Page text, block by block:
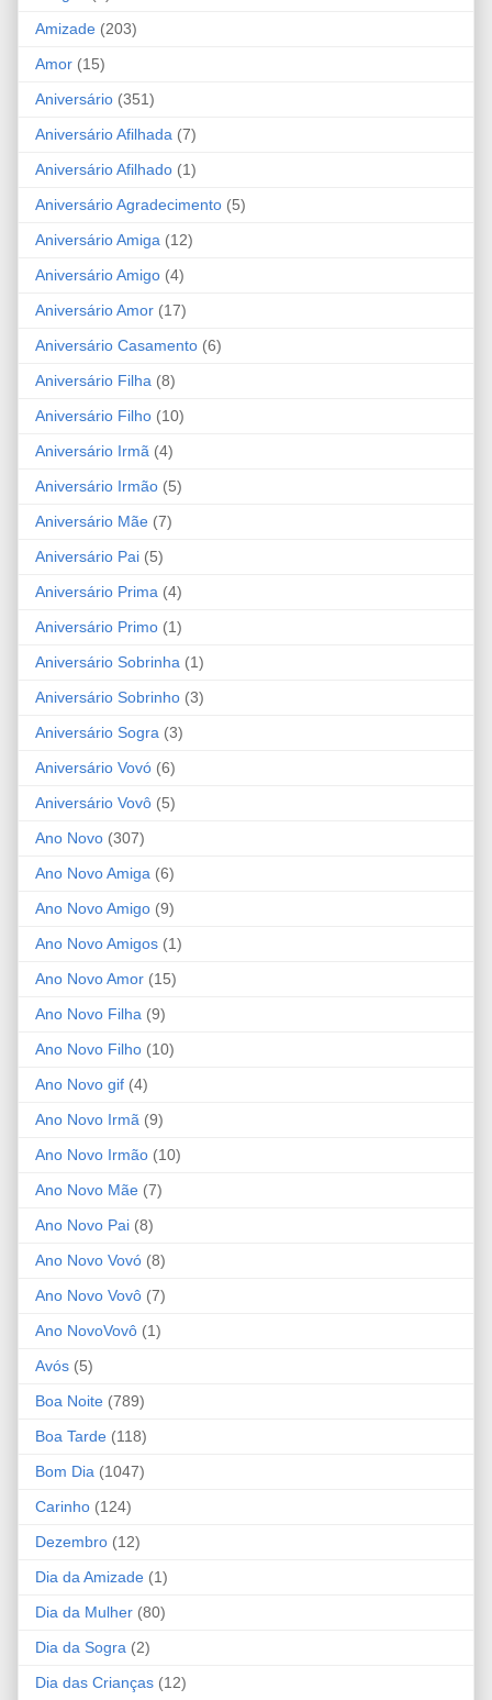
Amizade (203)
Amor (15)
Aniversário (351)
Aniversário Afilhada (7)
Aniversário Afilhado (1)
Aniversário Agradecimento (5)
Aniversário Amiga (12)
Aniversário Amigo (4)
Aniversário Amor (17)
Aniversário Casamento (6)
Aniversário Filha (8)
Aniversário Filho (10)
Aniversário Irmã (4)
Aniversário Irmão (5)
Aniversário Mãe (7)
Aniversário Pai (5)
Aniversário Prima (4)
Aniversário Primo (1)
Aniversário Sobrinha (1)
Aniversário Sobrinho (3)
Aniversário Sogra (3)
Aniversário Vovó (6)
Aniversário Vovô (5)
Ano Novo (307)
Ano Novo Amiga (6)
Ano Novo Amigo (9)
Ano Novo Amigos (1)
Ano Novo Amor (15)
Ano Novo Filha (9)
Ano Novo Filho (10)
Ano Novo gif (4)
Ano Novo Irmã (9)
Ano Novo Irmão (10)
Ano Novo Mãe (7)
Ano Novo Pai (8)
Ano Novo Vovó (8)
Ano Novo Vovô (7)
Ano NovoVovô (1)
Avós (5)
Boa Noite (789)
Boa Tarde (118)
Bom Dia (1047)
Carinho (124)
Dezembro (12)
Dia da Amizade (1)
Dia da Mulher (80)
Dia da Sogra (2)
Dia das Crianças (12)